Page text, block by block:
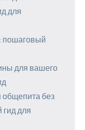
для
пошаговый
для вашего
общепита без
для